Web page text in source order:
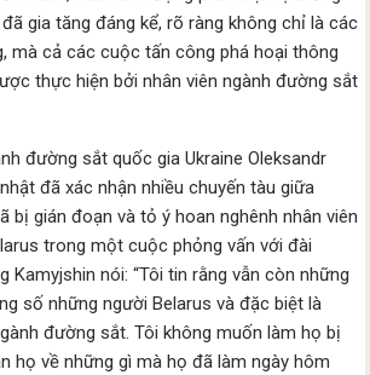
gia tăng đáng kể, rõ ràng không chỉ là các
mà cả các cuộc tấn công phá hoại thông
thực hiện bởi nhân viên ngành đường sắt
đường sắt quốc gia Ukraine Oleksandr
đã xác nhận nhiều chuyến tàu giữa
bị gián đoạn và tỏ ý hoan nghênh nhân viên
trong một cuộc phỏng vấn với đài
Kamyjshin nói: “Tôi tin rằng vẫn còn những
số những người Belarus và đặc biệt là
đường sắt. Tôi không muốn làm họ bị
họ về những gì mà họ đã làm ngày hôm